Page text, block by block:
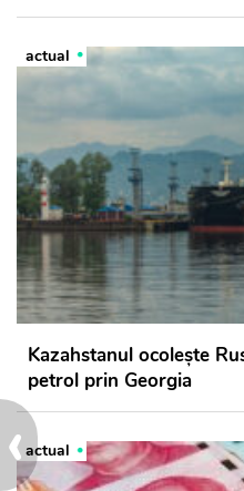
‹
actual
Kazahstanul ocolește
petrol prin Georgia
actual